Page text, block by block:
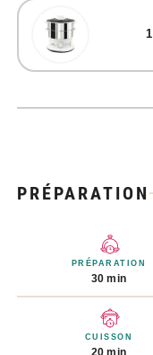
1
PRÉPARATION
PRÉPARATION
30 min
CUISSON
20 min